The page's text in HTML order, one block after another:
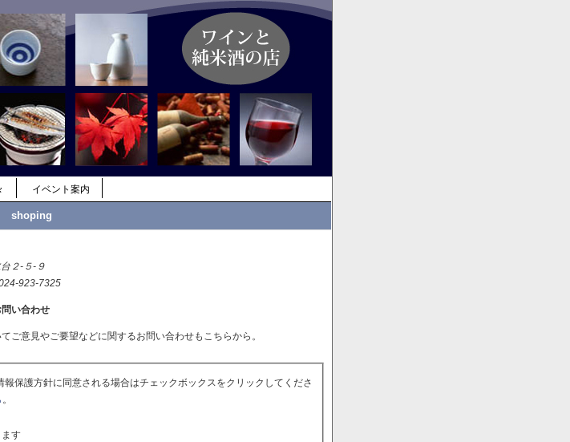
イベント案内
shoping
２-５-９
923-7325
問い合わせ
ご意見やご要望などに関するお問い合わせもこちらから。
。
す